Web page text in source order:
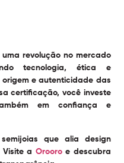
revolução no mercado
tecnologia, ética e
e autenticidade das
certificação, você investe
em confiança e
que alia design
a Orooroe descubra